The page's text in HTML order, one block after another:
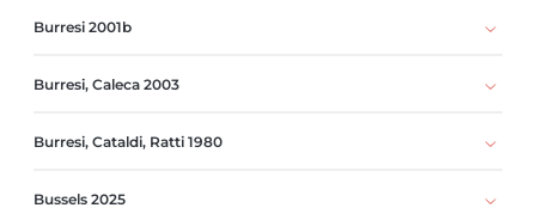
Burresi 2001b
Burresi, Caleca 2003
Burresi, Cataldi, Ratti 1980
Bussels 2025